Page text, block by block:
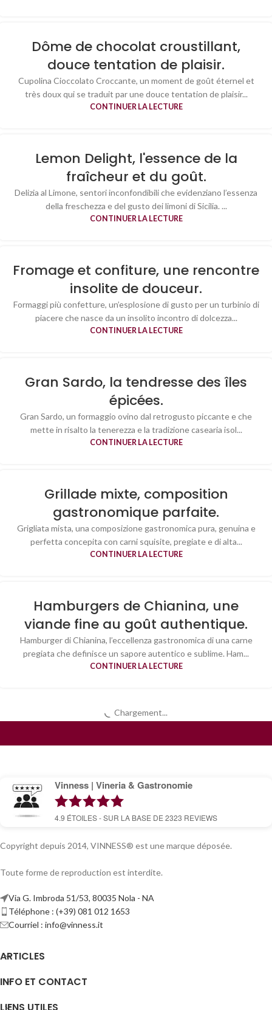
Dôme de chocolat croustillant,
douce tentation de plaisir.
Cupolina Cioccolato Croccante, un moment de goût éternel et
très doux qui se traduit par une douce tentation de plaisir...
CONTINUER LA LECTURE
Lemon Delight, l'essence de la
fraîcheur et du goût.
Delizia al Limone, sentori inconfondibili che evidenziano l’essenza
della freschezza e del gusto dei limoni di Sicilia. ...
CONTINUER LA LECTURE
Fromage et confiture, une rencontre
insolite de douceur.
Formaggi più confetture, un’esplosione di gusto per un turbinio di
piacere che nasce da un insolito incontro di dolcezza...
CONTINUER LA LECTURE
Gran Sardo, la tendresse des îles
épicées.
Gran Sardo, un formaggio ovino dal retrogusto piccante e che
mette in risalto la tenerezza e la tradizione casearia isol...
CONTINUER LA LECTURE
Grillade mixte, composition
gastronomique parfaite.
Grigliata mista, una composizione gastronomica pura, genuina e
perfetta concepita con carni squisite, pregiate e di alta...
CONTINUER LA LECTURE
Hamburgers de Chianina, une
viande fine au goût authentique.
Hamburger di Chianina, l’eccellenza gastronomica di una carne
pregiata che definisce un sapore autentico e sublime. Ham...
CONTINUER LA LECTURE
Chargement...
Vinness | Vineria & Gastronomie
4.9 ÉTOILES - SUR LA BASE DE 2323 REVIEWS
Copyright depuis 2014, VINNESS® est une marque déposée.
Toute forme de reproduction est interdite.
Via G. Imbroda 51/53, 80035 Nola - NA
Téléphone : (+39) 081 012 1653
Courriel : info@vinness.it
ARTICLES
INFO ET CONTACT
LIENS UTILES